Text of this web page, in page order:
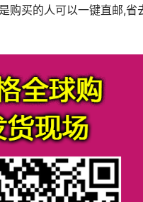
购买的人可以一键直邮,省